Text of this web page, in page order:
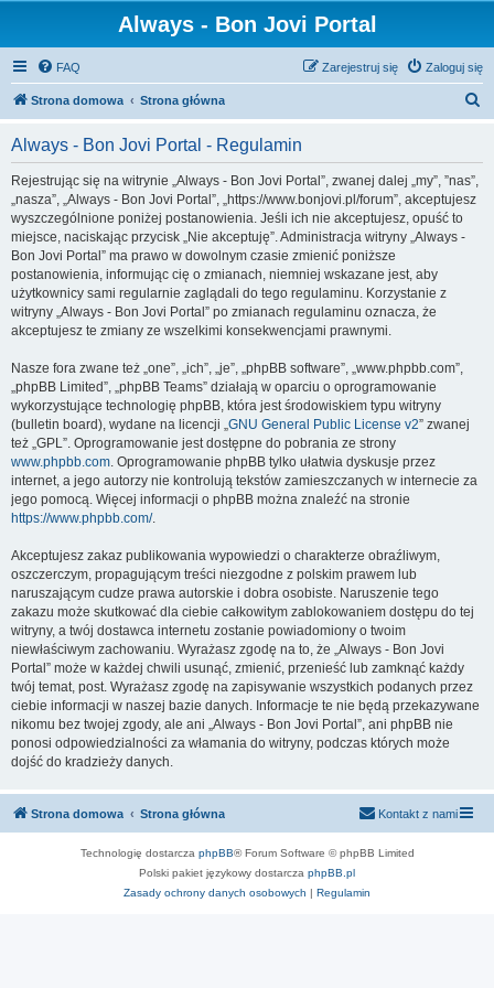
Always - Bon Jovi Portal
FAQ Zaloguj się
Zarejestruj się
Strona domowa Strona główna
Always - Bon Jovi Portal - Regulamin
Rejestrując się na witrynie „Always - Bon Jovi Portal”, zwanej dalej „my”, ”nas”,
„nasza”, „Always - Bon Jovi Portal”, „https://www.bonjovi.pl/forum”, akceptujesz
wyszczególnione poniżej postanowienia. Jeśli ich nie akceptujesz, opuść to
miejsce, naciskając przycisk „Nie akceptuję”. Administracja witryny „Always -
Bon Jovi Portal” ma prawo w dowolnym czasie zmienić poniższe
postanowienia, informując cię o zmianach, niemniej wskazane jest, aby
użytkownicy sami regularnie zaglądali do tego regulaminu. Korzystanie z
witryny „Always - Bon Jovi Portal” po zmianach regulaminu oznacza, że
akceptujesz te zmiany ze wszelkimi konsekwencjami prawnymi.
Nasze fora zwane też „one”, „ich”, „je”, „phpBB software”, „www.phpbb.com”,
„phpBB Limited”, „phpBB Teams” działają w oparciu o oprogramowanie
wykorzystujące technologię phpBB, która jest środowiskiem typu witryny
(bulletin board), wydane na licencji „GNU General Public License v2” zwanej
też „GPL”. Oprogramowanie jest dostępne do pobrania ze strony
www.phpbb.com. Oprogramowanie phpBB tylko ułatwia dyskusje przez
internet, a jego autorzy nie kontrolują tekstów zamieszczanych w internecie za
jego pomocą. Więcej informacji o phpBB można znaleźć na stronie
https://www.phpbb.com/.
Akceptujesz zakaz publikowania wypowiedzi o charakterze obraźliwym,
oszczerczym, propagującym treści niezgodne z polskim prawem lub
naruszającym cudze prawa autorskie i dobra osobiste. Naruszenie tego
zakazu może skutkować dla ciebie całkowitym zablokowaniem dostępu do tej
witryny, a twój dostawca internetu zostanie powiadomiony o twoim
niewłaściwym zachowaniu. Wyrażasz zgodę na to, że „Always - Bon Jovi
Portal” może w każdej chwili usunąć, zmienić, przenieść lub zamknąć każdy
twój temat, post. Wyrażasz zgodę na zapisywanie wszystkich podanych przez
ciebie informacji w naszej bazie danych. Informacje te nie będą przekazywane
nikomu bez twojej zgody, ale ani „Always - Bon Jovi Portal”, ani phpBB nie
ponosi odpowiedzialności za włamania do witryny, podczas których może
dojść do kradzieży danych.
Strona domowa Strona główna Kontakt z nami
Technologię dostarcza phpBB® Forum Software © phpBB Limited
Polski pakiet językowy dostarcza phpBB.pl
Zasady ochrony danych osobowych | Regulamin